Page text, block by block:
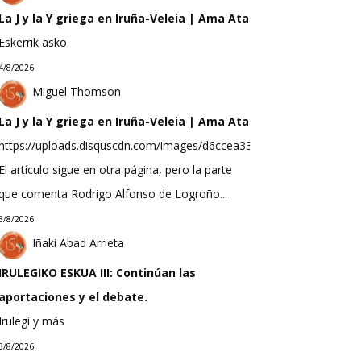
J y la Y griega en Iruña-Veleia | Ama Ata
asko
8/2026
Miguel Thomson
J y la Y griega en Iruña-Veleia | Ama Ata
uploads.disquscdn.com/images/
artículo sigue en otra página, pero la parte
comenta Rodrigo Alfonso de Logroño...
8/2026
Iñaki Abad Arrieta
ESKUA III: Continúan las
y el debate.
y más
8/2026